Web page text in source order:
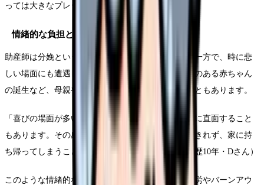
っては大きなプレッシャーとなることがあります。
情緒的な負担とバーンアウト
助産師は分娩という命の誕生に立ち会う喜びがある一方で、時に悲
しい場面にも遭遇します。流産や死産、先天性異常のある赤ちゃん
の誕生など、母親や家族の深い悲しみに寄り添うこともあります。
「喜びの場面が多い仕事ですが、時に家族の悲しみに直面すること
もあります。その感情的な重みを自分の中で消化しきれず、家に持
ち帰ってしまうことも少なくありません」（助産師歴10年・Dさん）
このような情緒的な負担は蓄積されやすく、共感疲労やバーンアウ